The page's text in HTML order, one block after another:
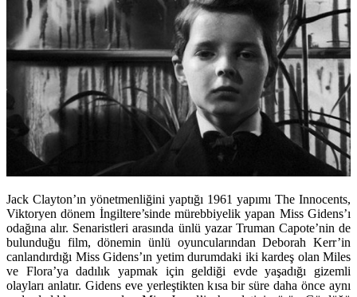
Jack Clayton’ın yönetmenliğini yaptığı 1961 yapımı The Innocents,
Viktoryen dönem İngiltere’sinde mürebbiyelik yapan Miss Gidens’ı
odağına alır. Senaristleri arasında ünlü yazar Truman Capote’nin de
bulunduğu film, dönemin ünlü oyuncularından Deborah Kerr’in
canlandırdığı Miss Gidens’ın yetim durumdaki iki kardeş olan Miles
ve Flora’ya dadılık yapmak için geldiği evde yaşadığı gizemli
olayları anlatır. Gidens eve yerleştikten kısa bir süre daha önce aynı